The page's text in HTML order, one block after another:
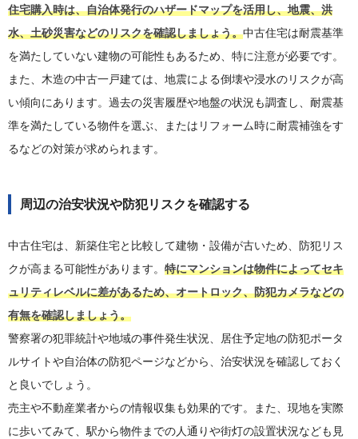
住宅購入時は、自治体発行のハザードマップを活用し、地震、洪
水、土砂災害などのリスクを確認しましょう。中古住宅は耐震基準
を満たしていない建物の可能性もあるため、特に注意が必要です。
また、木造の中古一戸建ては、地震による倒壊や浸水のリスクが高
い傾向にあります。過去の災害履歴や地盤の状況も調査し、耐震基
準を満たしている物件を選ぶ、またはリフォーム時に耐震補強をす
るなどの対策が求められます。
周辺の治安状況や防犯リスクを確認する
中古住宅は、新築住宅と比較して建物・設備が古いため、防犯リス
クが高まる可能性があります。 特にマンションは物件によってセキ
ュリティレベルに差があるため、オートロック、防犯カメラなどの
有無を確認しましょう。
警察署の犯罪統計や地域の事件発生状況、居住予定地の防犯ポータ
ルサイトや自治体の防犯ページなどから、治安状況を確認しておく
と良いでしょう。
売主や不動産業者からの情報収集も効果的です。また、現地を実際
に歩いてみて、駅から物件までの人通りや街灯の設置状況なども見